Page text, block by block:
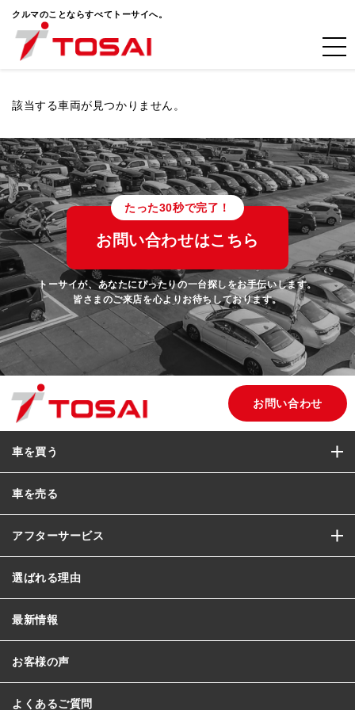
クルマのことならすべてトーサイへ。
該当する車両が見つかりません。
たった30秒で完了！
お問い合わせはこちら
トーサイが、あなたにぴったりの一台探しをお手伝いします。
皆さまのご来店を心よりお待ちしております。
お問い合わせ
車を買う
車を売る
アフターサービス
選ばれる理由
最新情報
お客様の声
よくあるご質問